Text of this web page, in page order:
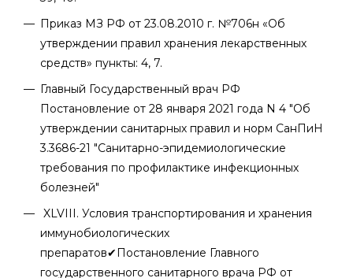
Приказ МЗ РФ от 23.08.2010 г. №706н «Об
утверждении правил хранения лекарственных
средств» пункты: 4, 7.
Главный Государственный врач РФ
Постановление от 28 января 2021 года N 4 "Об
утверждении санитарных правил и норм СанПиН
3.3686-21 "Санитарно-эпидемиологические
требования по профилактике инфекционных
болезней"
XLVIII. Условия транспортирования и хранения
иммунобиологических
препаратов✔Постановление Главного
государственного санитарного врача РФ от